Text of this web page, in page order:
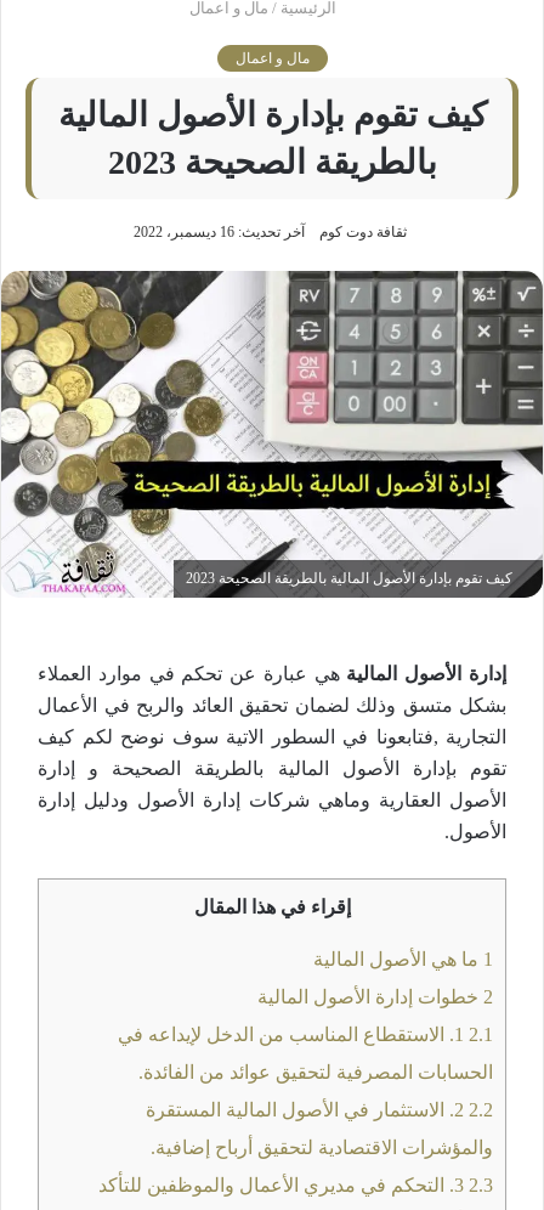
الرئيسية / مال و اعمال
مال و اعمال
كيف تقوم بإدارة الأصول المالية
بالطريقة الصحيحة 2023
ثقافة دوت كوم آخر تحديث: 16 ديسمبر، 2022
كيف تقوم بإدارة الأصول المالية بالطريقة الصحيحة 2023
إدارة الأصول المالية هي عبارة عن تحكم في موارد العملاء
بشكل متسق وذلك لضمان تحقيق العائد والربح في الأعمال
التجارية ,فتابعونا في السطور الاتية سوف نوضح لكم كيف
تقوم بإدارة الأصول المالية بالطريقة الصحيحة و إدارة
الأصول العقارية وماهي شركات إدارة الأصول ودليل إدارة
الأصول.
إقراء في هذا المقال
1 ما هي الأصول المالية
2 خطوات إدارة الأصول المالية
2.1
1. الاستقطاع المناسب من الدخل لإيداعه في
الحسابات المصرفية لتحقيق عوائد من الفائدة.
2.2
2. الاستثمار في الأصول المالية المستقرة
والمؤشرات الاقتصادية لتحقيق أرباح إضافية.
2.3
3. التحكم في مديري الأعمال والموظفين للتأكد